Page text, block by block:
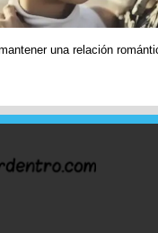
una relación